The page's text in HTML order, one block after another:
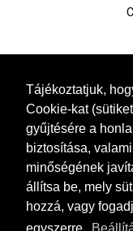
Tájékoztatjuk,
Cookie-kat
gyűjtésére a
biztosítása,
minőségének
állítsa be, mely
hozzá, vagy
egyszerre.
Értékesítőink